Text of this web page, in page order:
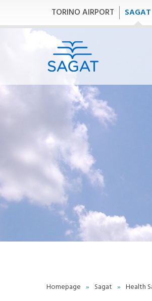
TORINO AIRPORT SAGAT
Chi siamo
Chi siamo
GRUPPO SAGAT
SAGAT S.p.A.
SAGAT Handling
Bilancio di Sostenibilità
Governance
Amministrazione
trasparente
Politica Integrata
Torino Green Airport
Lavora con noi
Homepage » Sagat » Health